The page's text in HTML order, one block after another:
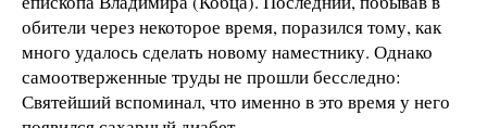
обители через некоторое время, поразился тому, как
много удалось сделать новому наместнику. Однако
самоотверженные труды не прошли бесследно:
Святейший вспоминал, что именно в это время у него